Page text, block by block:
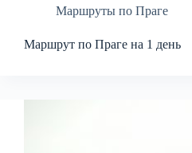
Маршруты по Праге
Маршрут по Праге на 1 день